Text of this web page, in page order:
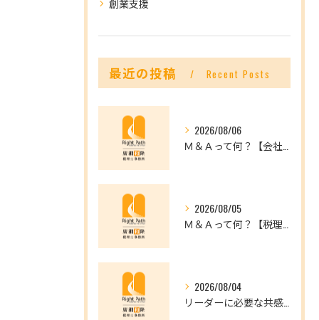
創業支援
最近の投稿 Recent Posts
2026/08/06
2026/08/05
2026/08/04